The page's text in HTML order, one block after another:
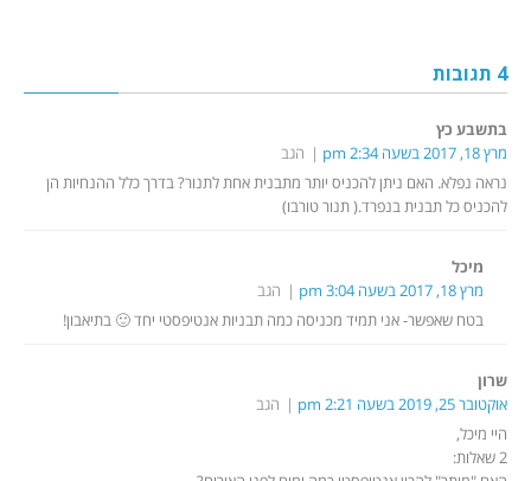
4 תגובות
בתשבע כץ
מרץ 18, 2017 בשעה 2:34 pm
הגב
נראה נפלא. האם ניתן להכניס יותר מתבנית אחת לתנור? בדרך כלל ההנחיות הן
להכניס כל תבנית בנפרד.( תנור טורבו)
מיכל
מרץ 18, 2017 בשעה 3:04 pm
הגב
בטח שאפשר- אני תמיד מכניסה כמה תבניות אנטיפסטי יחד 🙂 בתיאבון!
שרון
אוקטובר 25, 2019 בשעה 2:21 pm
הגב
היי מיכל,
2 שאלות: